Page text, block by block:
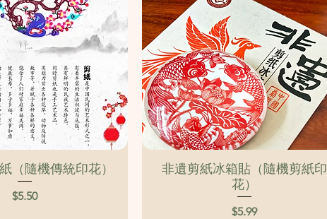
Quick View
（隨機傳統印花）
Price
$5.50
Quick View
非遺剪紙冰箱貼（隨機剪紙印
花）
Price
$5.99